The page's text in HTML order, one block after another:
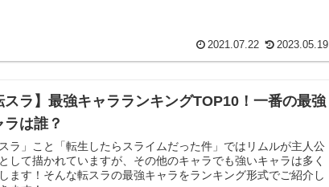
2021.07.22 2023.05.19
スラ】最強キャラランキングTOP10！一番の最強
ラは誰？
スラ」こと「転生したらスライムだった件」ではリムルが主人公
して描かれていますが、その他のキャラでも強いキャラは多く
ます！そんな転スラの最強キャラをランキング形式でご紹介し